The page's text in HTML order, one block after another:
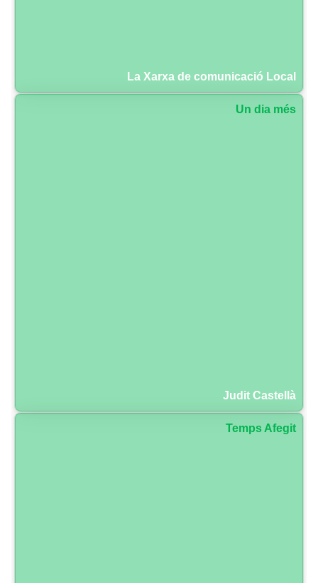
La Xarxa de comunicació Local
Un dia més
Judit Castellà
Temps Afegit